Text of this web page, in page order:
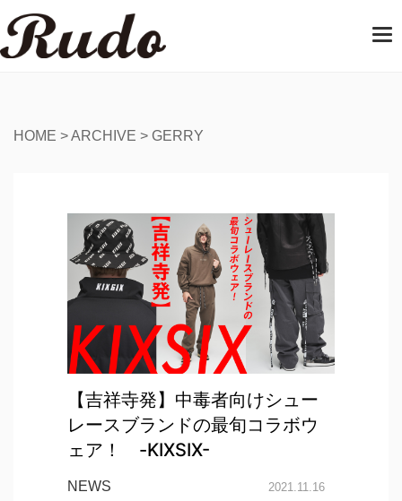
T
HOME >ARCHIVE > GERRY
【吉祥寺発】中毒者向けシュー
レースブランドの最旬コラボウ
ェア！ -KIXSIX-
NEWS 2021.11.16